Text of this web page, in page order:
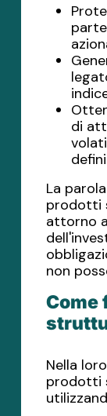
di
La
prodotti
attorno
non
Come
Nella
prodotti